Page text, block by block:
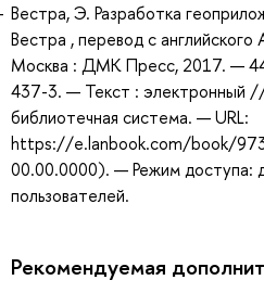
Вестра, Э. Разработка
Вестра , перевод с
Москва : ДМК Пресс, 2017. —
437-3. — Текст : электронный
библиотечная система. — URL:
https://e.lanbook.com/book/
00.00.0000). — Режим доступа:
пользователей.
Рекомендуемая